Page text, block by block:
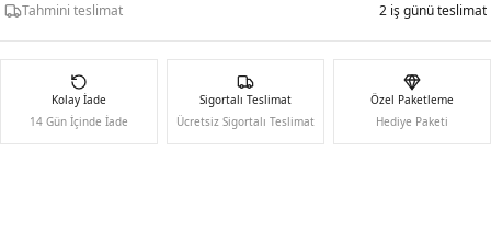
Tahmini teslimat 2 iş günü teslimat
Kolay İade
14 Gün İçinde İade
Sigortalı Teslimat
Ücretsiz Sigortalı Teslimat
Özel Paketleme
Hediye Paketi